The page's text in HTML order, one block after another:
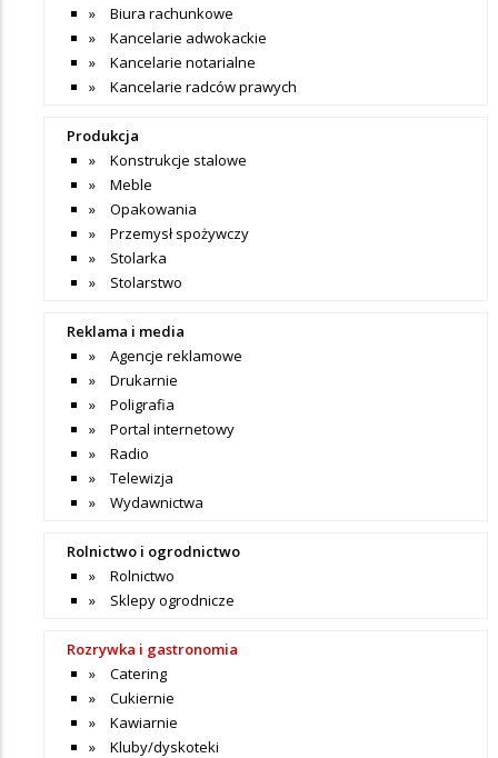
Biura rachunkowe
Kancelarie adwokackie
Kancelarie notarialne
Kancelarie radców prawych
Produkcja
Konstrukcje stalowe
Meble
Opakowania
Przemysł spożywczy
Stolarka
Stolarstwo
Reklama i media
Agencje reklamowe
Drukarnie
Poligrafia
Portal internetowy
Radio
Telewizja
Wydawnictwa
Rolnictwo i ogrodnictwo
Rolnictwo
Sklepy ogrodnicze
Rozrywka i gastronomia
Catering
Cukiernie
Kawiarnie
Kluby/dyskoteki